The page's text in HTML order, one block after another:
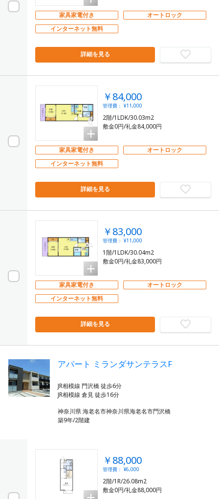
家具家電付き
オートロック
インターネット無料
詳細を見る
￥84,000
管理費： ¥11,000
2階/1LDK/30.03m2
敷金0円/礼金84,000円
家具家電付き
オートロック
インターネット無料
詳細を見る
￥83,000
管理費： ¥11,000
1階/1LDK/30.04m2
敷金0円/礼金83,000円
家具家電付き
オートロック
インターネット無料
詳細を見る
アパート ミランダサンテラスF
JR相模線 門沢橋 徒歩6分
神奈川県 海老名市神奈川県海老名市門沢橋
築9年/2階建
￥88,000
管理費： ¥6,000
2階/1R/26.08m2
敷金0円/礼金88,000円